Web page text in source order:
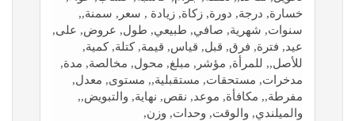
خسارة, درجة, دورة, زكاة, زيادة , سعر, سمنة,,
سنوات, شهرية, صافي, طبيعي, طول, عروض, على,
عيد, فترة, فرق, قبل, قياس, قيمة, كتلة, كمية,
للأصل,, للمرأة, مؤشر, مبلغ, محول, مخالصة, مدة,
مدخرات, مستحقات, مستقبلية,, مستوى, معدل,
مفرطة,, مكافأة, موعد, نقص, نهاية, والتبويض,,
والميلندي, والوقت, وحدات, وزن,